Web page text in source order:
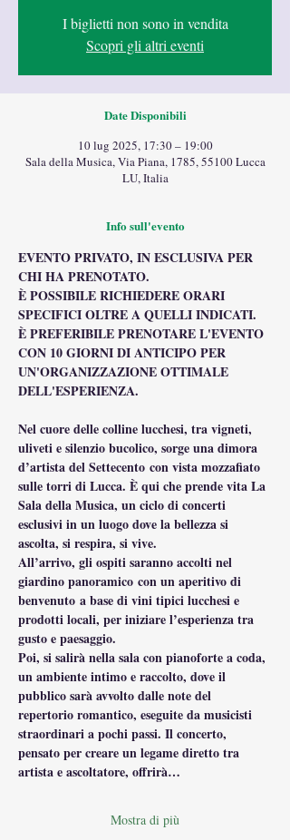
I biglietti non sono in vendita
Scopri gli altri eventi
Date Disponibili
10 lug 2025, 17:30 – 19:00
Sala della Musica, Via Piana, 1785, 55100 Lucca
LU, Italia
Info sull'evento
EVENTO PRIVATO, IN ESCLUSIVA PER
CHI HA PRENOTATO.
È POSSIBILE RICHIEDERE ORARI
SPECIFICI OLTRE A QUELLI INDICATI.
È PREFERIBILE PRENOTARE L'EVENTO
CON 10 GIORNI DI ANTICIPO PER
UN'ORGANIZZAZIONE OTTIMALE
DELL'ESPERIENZA.
Nel cuore delle colline lucchesi, tra vigneti,
uliveti e silenzio bucolico, sorge una dimora
d’artista del Settecento con vista mozzafiato
sulle torri di Lucca. È qui che prende vita La
Sala della Musica, un ciclo di concerti
esclusivi in un luogo dove la bellezza si
ascolta, si respira, si vive.
All’arrivo, gli ospiti saranno accolti nel
giardino panoramico con un aperitivo di
benvenuto a base di vini tipici lucchesi e
prodotti locali, per iniziare l’esperienza tra
gusto e paesaggio.
Poi, si salirà nella sala con pianoforte a coda,
un ambiente intimo e raccolto, dove il
pubblico sarà avvolto dalle note del
repertorio romantico, eseguite da musicisti
straordinari a pochi passi. Il concerto,
pensato per creare un legame diretto tra
artista e ascoltatore, offrirà…
Mostra di più